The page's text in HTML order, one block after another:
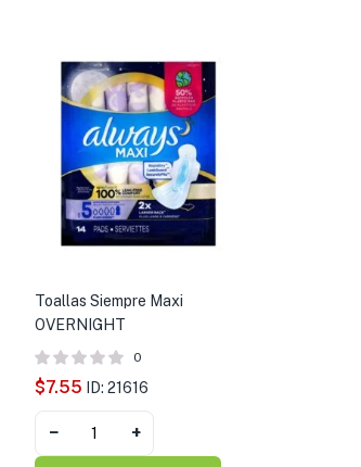
Toallas Siempre Maxi
OVERNIGHT
0
$7.55 ID: 21616
− +